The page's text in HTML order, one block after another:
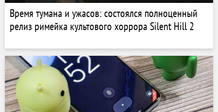
Время тумана и ужасов: состоялся полноценный
релиз римейка культового хоррора Silent Hill 2